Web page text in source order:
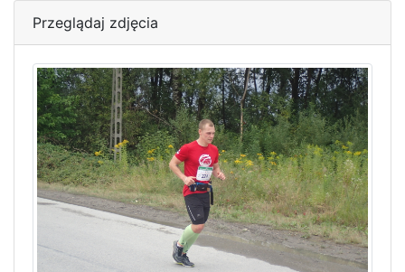
Przeglądaj zdjęcia